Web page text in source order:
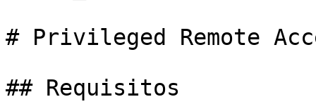
# Privileged Remote
## Requisitos